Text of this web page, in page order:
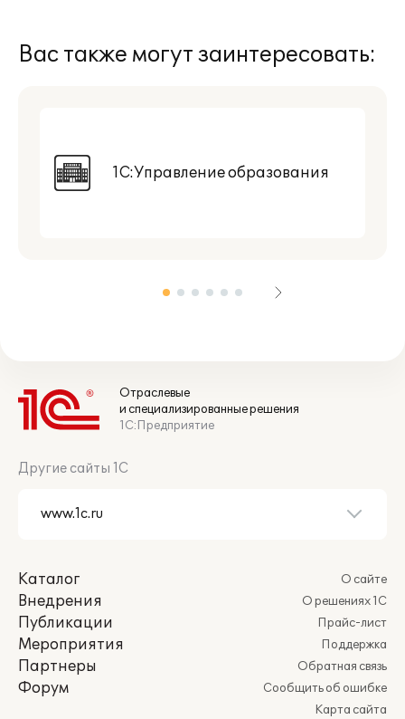
Вас также могут заинтересовать:
1С:Управление образования
Отраслевые
и специализированные решения
1С:Предприятие
Другие сайты 1С
Каталог
Внедрения
Публикации
Мероприятия
Партнеры
Форум
О сайте
О решениях 1С
Прайс-лист
Поддержка
Обратная связь
Сообщить об ошибке
Карта сайта